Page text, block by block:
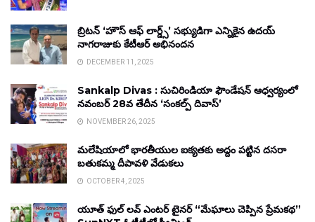
బ్రిటన్ ‘హౌస్ ఆఫ్ లార్డ్స్’ సభ్యుడిగా ఎన్నికైన ఉదయ్
నాగరాజుకు కేటీఆర్ అభినందన
DECEMBER 11, 2025
Sankalp Divas : సుచిరిండియా ఫౌండేషన్ ఆధ్వర్యంలో
నవంబర్ 28వ తేదీన ‘సంకల్ప్ దివాస్’
NOVEMBER 26, 2025
మలేషియాలో భారతీయుల ఐక్యతకు అద్దం పట్టిన దసరా
బతుకమ్మ దీపావళి వేడుకలు
OCTOBER 4, 2025
యూత్ ఫుల్ లవ్ ఎంటర్ టైనర్ “మేఘాలు చెప్పిన ప్రేమకథ”